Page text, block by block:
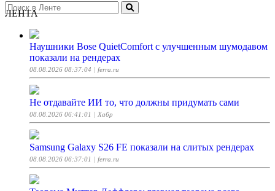
ЛЕНТА
Наушники Bose QuietComfort с улучшенным шумодавом
показали на рендерах
08.08.2026 08:37:04 | ferra.ru
Не отдавайте ИИ то, что должны придумать сами
08.08.2026 06:41:01 | Хабр
Samsung Galaxy S26 FE показали на слитых рендерах
08.08.2026 06:37:01 | ferra.ru